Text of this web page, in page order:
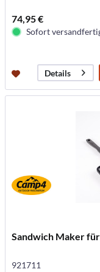
74,95 €
Sofort
Details
Sandwich Maker
921711